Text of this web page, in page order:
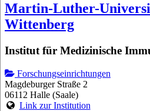
Martin-Luther-
Wittenberg
Institut für Medizinische
Forschungseinrichtungen
Magdeburger Straße 2
06112 Halle (Saale)
Link zur Institution